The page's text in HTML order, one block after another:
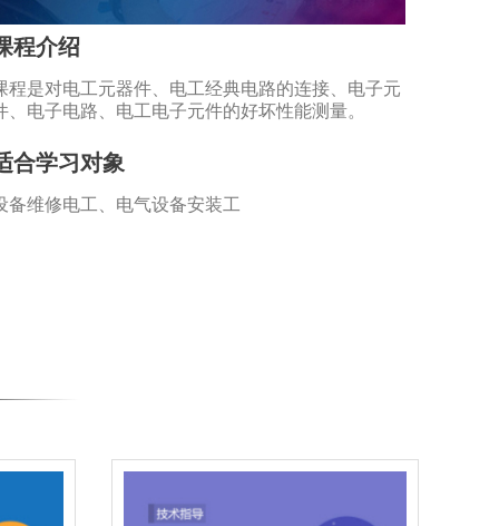
程介绍
程是对电工元器件、电工经典电路的连接、电子元
、电子电路、电工电子元件的好坏性能测量。
合学习对象
备维修电工、电气设备安装工